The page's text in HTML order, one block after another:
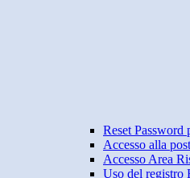
Reset Password
Accesso alla
Accesso Area
Uso del registro